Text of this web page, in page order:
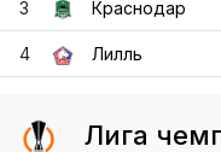
3 Краснодар
4 Лилль
Лига